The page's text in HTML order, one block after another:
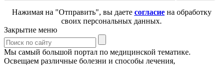
Нажимая на "Отправить", вы даете согласиена обработку
своих персональных данных.
Закрытие меню
Мы самый большой портал по медицинской тематике.
Освещаем различные болезни и способы лечения,